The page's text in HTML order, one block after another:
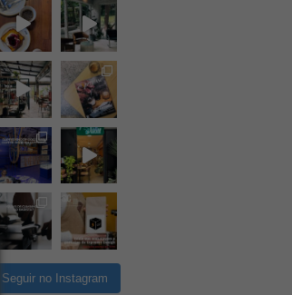
Seguir no Instagram